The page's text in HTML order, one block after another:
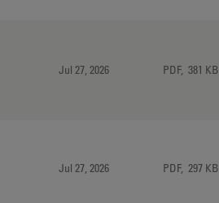
Jul 27, 2026 PDF, 381 KB
Jul 27, 2026 PDF, 297 KB